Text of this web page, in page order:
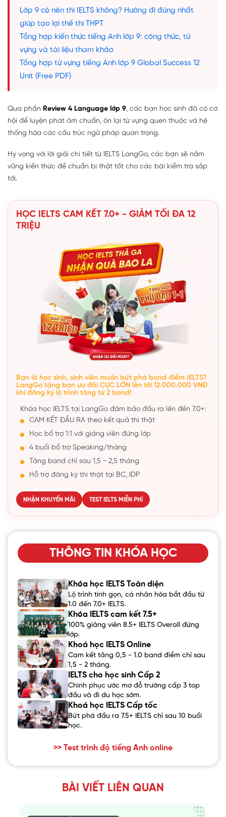
Lớp 9 có nên thi IELTS không? Hướng đi đúng nhất
giúp tạo lợi thế thi THPT
Tổng hợp kiến thức tiếng Anh lớp 9: công thức, từ
vựng và tài liệu tham khảo
Tổng hợp từ vựng tiếng Anh lớp 9 Global Success 12
Unit (Free PDF)
Qua phần Review 4 Language lớp 9, các bạn học sinh đã có cơ
hội để luyện phát âm chuẩn, ôn lại từ vựng quen thuộc và hệ
thống hóa các cấu trúc ngữ pháp quan trọng.
Hy vọng với lời giải chi tiết từ IELTS LangGo, các bạn sẽ nắm
vững kiến thức để chuẩn bị thật tốt cho các bài kiểm tra sắp
tới.
HỌC IELTS CAM KẾT 7.0+ - GIẢM TỐI ĐA 12
TRIỆU
Bạn là học sinh, sinh viên muốn bứt phá band điểm IELTS?
LangGo tặng bạn ưu đãi CỰC LỚN lên tới 12.000.000 VNĐ
khi đăng ký lộ trình tăng từ 2 band!
Khóa học IELTS tại LangGo đảm bảo đầu ra lên đến 7.0+:
CAM KẾT ĐẦU RA theo kết quả thi thật
Học bổ trợ 1:1 với giảng viên đứng lớp
4 buổi bổ trợ Speaking/tháng
Tăng band chỉ sau 1,5 - 2,5 tháng
Hỗ trợ đăng ký thi thật tại BC, IDP
NHẬN KHUYẾN MÃI TEST IELTS MIỄN PHÍ
THÔNG TIN KHÓA HỌC
Khóa học IELTS Toàn diện
Lộ trình tinh gọn, cá nhân hóa bắt đầu từ
1.0 đến 7.0+ IELTS.
Khóa IELTS cam kết 7.5+
100% giảng viên 8.5+ IELTS Overall đứng
lớp.
Khoá học IELTS Online
Cam kết tăng 0,5 - 1.0 band điểm chỉ sau
1,5 - 2 tháng.
IELTS cho học sinh Cấp 2
Chinh phục ước mơ đỗ trường cấp 3 top
đầu và đi du học sớm.
Khoá học IELTS Cấp tốc
Bứt phá đầu ra 7.5+ IELTS chỉ sau 10 buổi
học.
>> Test trình độ tiếng Anh online
BÀI VIẾT LIÊN QUAN